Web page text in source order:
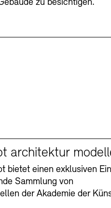
zu besichtigen.
architektur
bietet einen exklusiven
Sammlung von
der Akademie der